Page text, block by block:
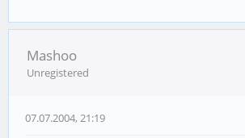
Mashoo
Unregistered
07.07.2004, 21:19